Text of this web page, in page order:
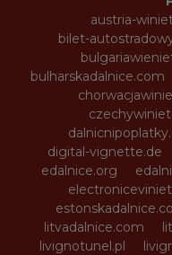
austria-
bilet-
bulharskadalnice.com
digital-vignette.de
edalnice.org
litvadalnice.com
livignotunel.pl